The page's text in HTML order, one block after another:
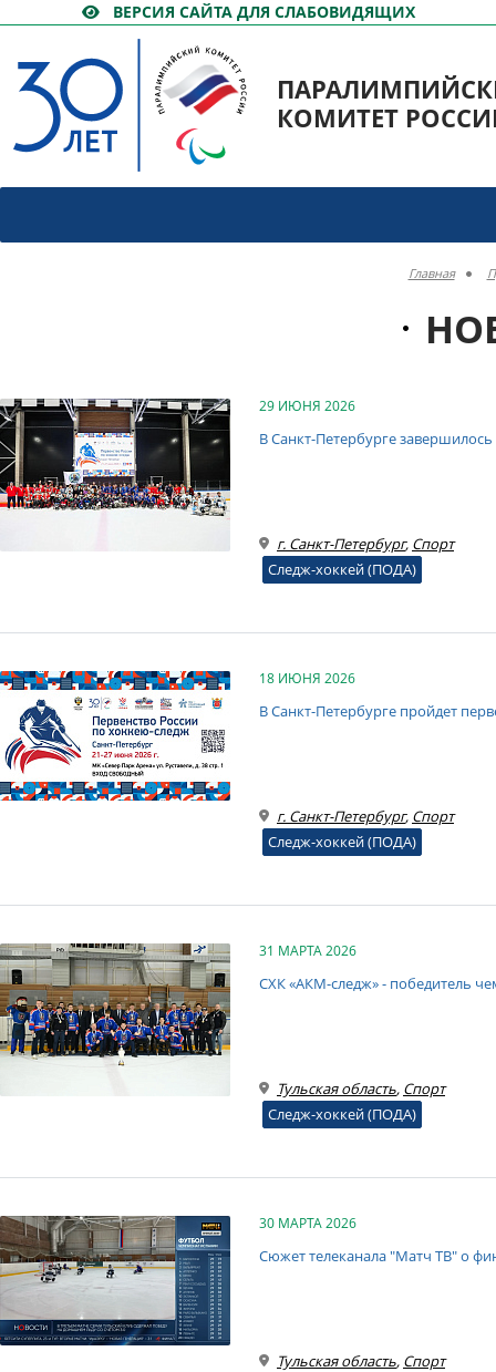
ВЕРСИЯ САЙТА ДЛЯ СЛАБОВИДЯЩИХ
КОМИТЕТ
Главная
29 ИЮНЯ 2026
В Санкт-Петербурге
г. Санкт-Петербург, Спорт
Следж-хоккей (ПОДА)
18 ИЮНЯ 2026
В Санкт-Петербурге пройдет
г. Санкт-Петербург, Спорт
Следж-хоккей (ПОДА)
31 МАРТА 2026
СХК «АКМ-следж» - победитель
Тульская область, Спорт
Следж-хоккей (ПОДА)
30 МАРТА 2026
Сюжет телеканала "Матч ТВ" о
Тульская область, Спорт